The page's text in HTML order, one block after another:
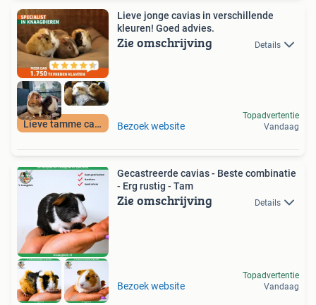
Lieve tamme cavias
Lieve jonge cavias in verschillende
kleuren! Goed advies.
Zie omschrijving Details
Bezoek website
Topadvertentie
Vandaag
Gecastreerde cavias - Beste combinatie
- Erg rustig - Tam
Zie omschrijving Details
Bezoek website
Topadvertentie
Vandaag